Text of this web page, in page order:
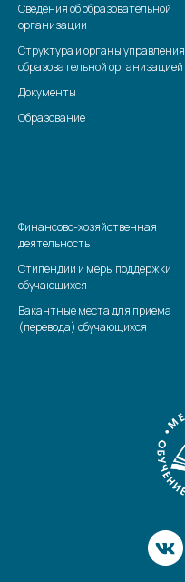
Сведения об образовательной
организации
Структура и органы управления
образовательной организацией
Документы
Образование
Финансово-хозяйственная
деятельность
Стипендии и меры поддержки
обучающихся
Вакантные места для приема
(перевода) обучающихся